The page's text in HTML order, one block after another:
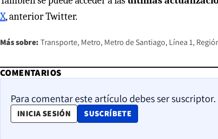
X, anterior Twitter.
Más sobre: Transporte Metro Metro de Santiago Línea 1
COMENTARIOS
Para comentar este artículo debes ser suscriptor.
INICIA SESIÓN SUSCRÍBETE
OPENS IN NEW WINDOW